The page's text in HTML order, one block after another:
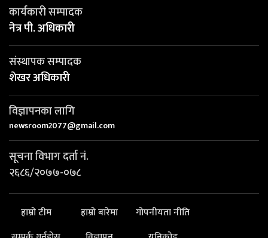
कार्यकारी सम्पादक
नेत्र पी. अधिकारी
संस्थापक सम्पादक
शेखर अधिकारी
विज्ञापनका लागि
newsroom2077@gmail.com
सूचना विभाग दर्ता नं.
२६८६/२०७७-०७८
हाम्रो टीम हाम्रो बारेमा
गोपनीयता नीति